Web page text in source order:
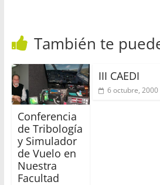
También te
Conferencia
de Tribología
y Simulador
de Vuelo en
Nuestra
Facultad
III CAEDI
6 octubre, 2000